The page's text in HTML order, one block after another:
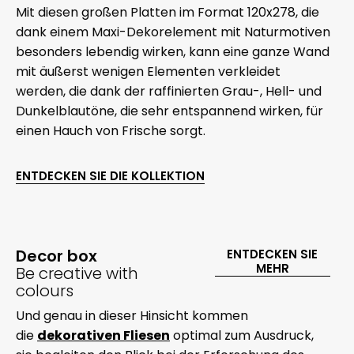
Mit diesen großen Platten im Format 120x278, die
dank einem Maxi-Dekorelement mit Naturmotiven
besonders lebendig wirken, kann eine ganze Wand
mit äußerst wenigen Elementen verkleidet
werden, die dank der raffinierten Grau-, Hell- und
Dunkelblautöne, die sehr entspannend wirken, für
einen Hauch von Frische sorgt.
ENTDECKEN SIE DIE KOLLEKTION
Decor box
Be creative with
colours
ENTDECKEN SIE
MEHR
Und genau in dieser Hinsicht kommen
die dekorativen Fliesen optimal zum Ausdruck,